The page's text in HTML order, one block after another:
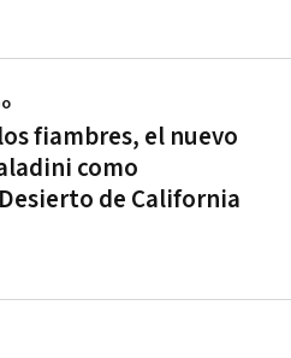
fiambres, el nuevo
como
de California